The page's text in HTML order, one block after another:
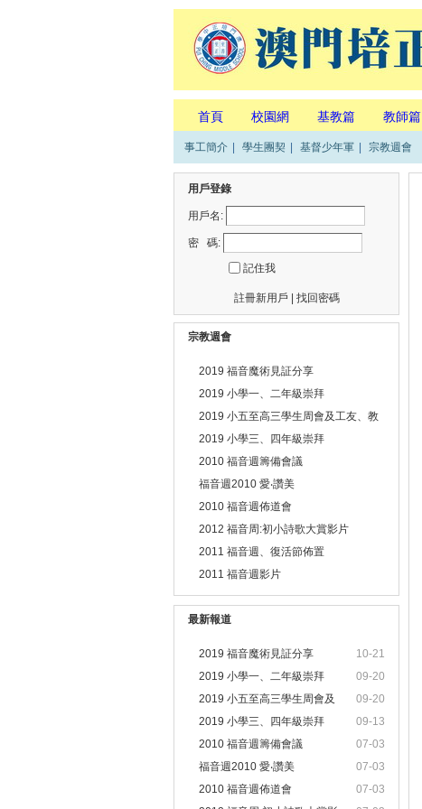
首頁 校園網 基教篇 教師篇
事工簡介 學生團契 基督少年軍 宗教週會
用戶登錄
用戶名:
密 碼:
記住我
註冊新用戶 找回密碼
宗教週會
2019 福音魔術見証分享
2019 小學一、二年級崇拜
2019 小五至高三學生周會及工友、教
職員靈修會
2019 小學三、四年級崇拜
2010 福音週籌備會議
福音週2010 愛‧讚美
2010 福音週佈道會
2012 福音周:初小詩歌大賞影片
2011 福音週、復活節佈置
2011 福音週影片
最新報道
10-21
2019 福音魔術見証分享
09-20
2019 小學一、二年級崇拜
09-20
2019 小五至高三學生周會及
09-13
2019 小學三、四年級崇拜
07-03
2010 福音週籌備會議
07-03
福音週2010 愛‧讚美
07-03
2010 福音週佈道會